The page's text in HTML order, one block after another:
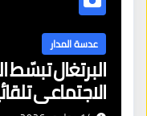
عدسة المدار
البرتغال